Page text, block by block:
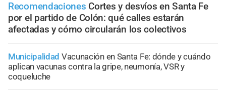
Recomendaciones Cortes y desvíos en Santa Fe
por el partido de Colón: qué calles estarán
afectadas y cómo circularán los colectivos
Municipalidad Vacunación en Santa Fe: dónde y cuándo
aplican vacunas contra la gripe, neumonía, VSR y
coqueluche